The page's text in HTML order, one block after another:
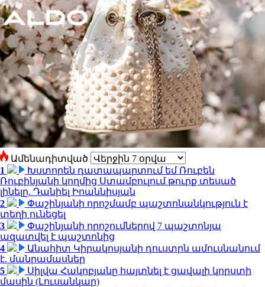
Ամենադիտված
1
Խստորեն դատապարտում եմ Ռուբեն
Ռուբինյանի կողմից Ստամբուլում թուրք տեսած
լինելը. Դանիել Իոաննիսյան
2
Փաշինյանի որոշմամբ պաշտոնանկություն է
տեղի ունեցել
3
Փաշինյանի որոշումներով 7 պաշտոնյա
ազատվել է պաշտոնից
4
Անահիտ Կիրակոսյանի դուստրն ամուսնանում
է. մանրամասներ
5
Սիլվա Հակոբյանը հայտնել է ցավալի կորստի
մասին (Լուսանկար)